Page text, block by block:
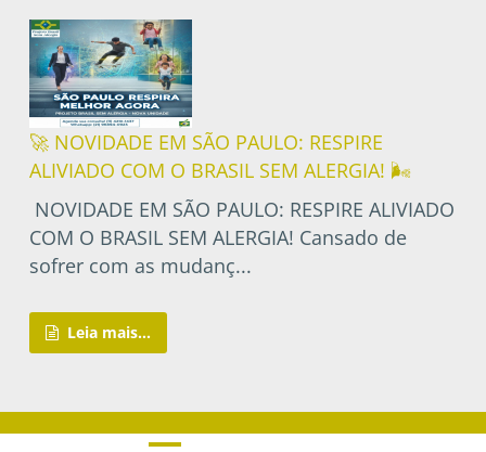
🚀 NOVIDADE EM SÃO PAULO: RESPIRE
ALIVIADO COM O BRASIL SEM ALERGIA! 🌬️
NOVIDADE EM SÃO PAULO: RESPIRE ALIVIADO
COM O BRASIL SEM ALERGIA! Cansado de
sofrer com as mudanç...
Leia mais...